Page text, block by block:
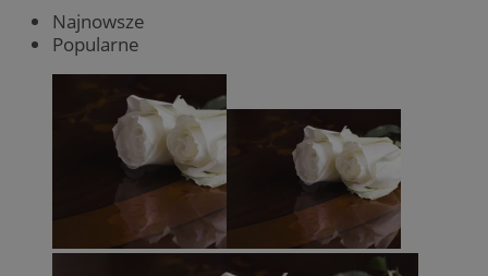
Najnowsze
Popularne